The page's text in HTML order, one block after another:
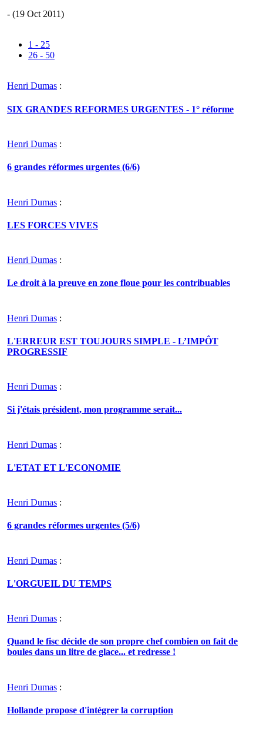
- (19 Oct 2011)
1 - 25
26 - 50
Henri Dumas :
SIX GRANDES REFORMES URGENTES - 1° réforme
Henri Dumas :
6 grandes réformes urgentes (6/6)
Henri Dumas :
LES FORCES VIVES
Henri Dumas :
Le droit à la preuve en zone floue pour les contribuables
Henri Dumas :
L'ERREUR EST TOUJOURS SIMPLE - L’IMPÔT
PROGRESSIF
Henri Dumas :
Si j'étais président, mon programme serait...
Henri Dumas :
L'ETAT ET L'ECONOMIE
Henri Dumas :
6 grandes réformes urgentes (5/6)
Henri Dumas :
L'ORGUEIL DU TEMPS
Henri Dumas :
Quand le fisc décide de son propre chef combien on fait de
boules dans un litre de glace... et redresse !
Henri Dumas :
Hollande propose d'intégrer la corruption